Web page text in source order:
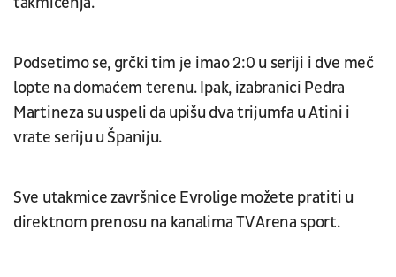
Podsetimo se, grčki tim je imao 2:0 u seriji i dve meč
lopte na domaćem terenu. Ipak, izabranici Pedra
Martineza su uspeli da upišu dva trijumfa u Atini i
vrate seriju u Španiju.
Sve utakmice završnice Evrolige možete pratiti u
direktnom prenosu na kanalima TV Arena sport.